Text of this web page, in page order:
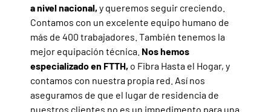
a nivel nacional, y queremos seguir creciendo.
Contamos con un excelente equipo humano de
más de 400 trabajadores. También tenemos la
mejor equipación técnica. Nos hemos
especializado en FTTH, o Fibra Hasta el Hogar, y
contamos con nuestra propia red. Así nos
aseguramos de que el lugar de residencia de
nuestros clientes no es un impedimento para una